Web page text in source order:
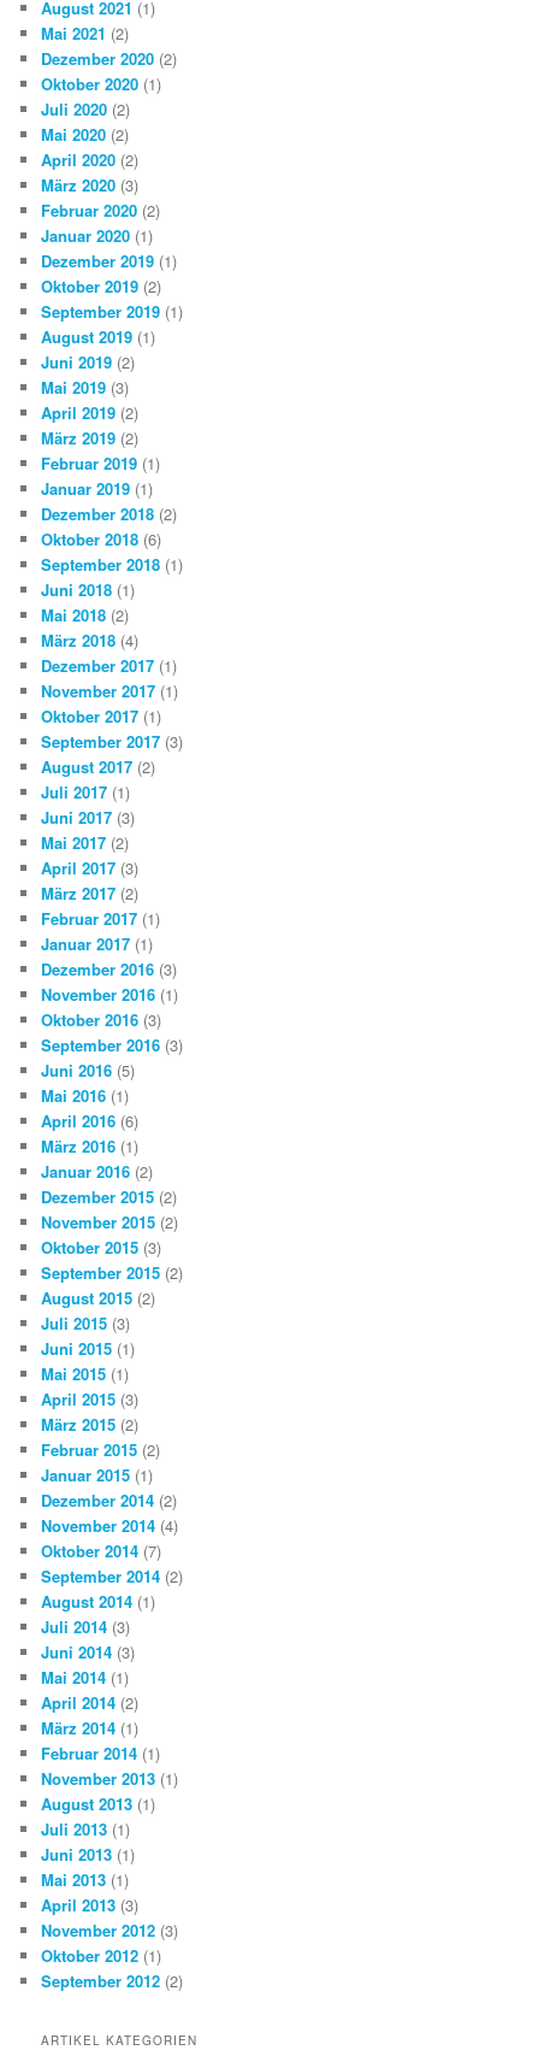
August 2021 (1)
Mai 2021 (2)
Dezember 2020 (2)
Oktober 2020 (1)
Juli 2020 (2)
Mai 2020 (2)
April 2020 (2)
März 2020 (3)
Februar 2020 (2)
Januar 2020 (1)
Dezember 2019 (1)
Oktober 2019 (2)
September 2019 (1)
August 2019 (1)
Juni 2019 (2)
Mai 2019 (3)
April 2019 (2)
März 2019 (2)
Februar 2019 (1)
Januar 2019 (1)
Dezember 2018 (2)
Oktober 2018 (6)
September 2018 (1)
Juni 2018 (1)
Mai 2018 (2)
März 2018 (4)
Dezember 2017 (1)
November 2017 (1)
Oktober 2017 (1)
September 2017 (3)
August 2017 (2)
Juli 2017 (1)
Juni 2017 (3)
Mai 2017 (2)
April 2017 (3)
März 2017 (2)
Februar 2017 (1)
Januar 2017 (1)
Dezember 2016 (3)
November 2016 (1)
Oktober 2016 (3)
September 2016 (3)
Juni 2016 (5)
Mai 2016 (1)
April 2016 (6)
März 2016 (1)
Januar 2016 (2)
Dezember 2015 (2)
November 2015 (2)
Oktober 2015 (3)
September 2015 (2)
August 2015 (2)
Juli 2015 (3)
Juni 2015 (1)
Mai 2015 (1)
April 2015 (3)
März 2015 (2)
Februar 2015 (2)
Januar 2015 (1)
Dezember 2014 (2)
November 2014 (4)
Oktober 2014 (7)
September 2014 (2)
August 2014 (1)
Juli 2014 (3)
Juni 2014 (3)
Mai 2014 (1)
April 2014 (2)
März 2014 (1)
Februar 2014 (1)
November 2013 (1)
August 2013 (1)
Juli 2013 (1)
Juni 2013 (1)
Mai 2013 (1)
April 2013 (3)
November 2012 (3)
Oktober 2012 (1)
September 2012 (2)
ARTIKEL KATEGORIEN